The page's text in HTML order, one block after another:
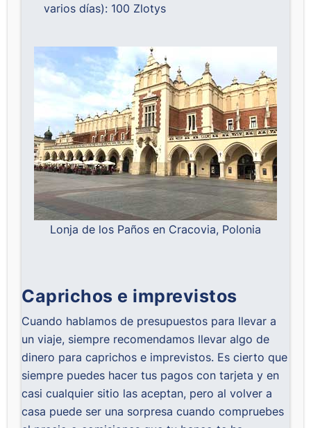
varios días): 100 Zlotys
Lonja de los Paños en Cracovia, Polonia
Caprichos e imprevistos
Cuando hablamos de presupuestos para llevar a
un viaje, siempre recomendamos llevar algo de
dinero para caprichos e imprevistos. Es cierto que
siempre puedes hacer tus pagos con tarjeta y en
casi cualquier sitio las aceptan, pero al volver a
casa puede ser una sorpresa cuando compruebes